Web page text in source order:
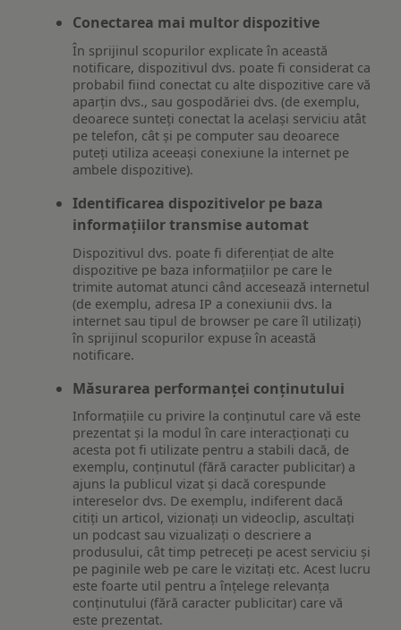
Conectarea mai multor dispozitive
În sprijinul scopurilor explicate în această
notificare, dispozitivul dvs. poate fi considerat ca
probabil fiind conectat cu alte dispozitive care vă
aparțin dvs., sau gospodăriei dvs. (de exemplu,
deoarece sunteți conectat la același serviciu atât
pe telefon, cât și pe computer sau deoarece
puteți utiliza aceeași conexiune la internet pe
ambele dispozitive).
Identificarea dispozitivelor pe baza
informațiilor transmise automat
Dispozitivul dvs. poate fi diferențiat de alte
dispozitive pe baza informațiilor pe care le
trimite automat atunci când accesează internetul
(de exemplu, adresa IP a conexiunii dvs. la
internet sau tipul de browser pe care îl utilizați)
în sprijinul scopurilor expuse în această
notificare.
Măsurarea performanței conținutului
Informațiile cu privire la conținutul care vă este
prezentat și la modul în care interacționați cu
acesta pot fi utilizate pentru a stabili dacă, de
exemplu, conținutul (fără caracter publicitar) a
ajuns la publicul vizat și dacă corespunde
intereselor dvs. De exemplu, indiferent dacă
citiți un articol, vizionați un videoclip, ascultați
un podcast sau vizualizați o descriere a
produsului, cât timp petreceți pe acest serviciu și
pe paginile web pe care le vizitați etc. Acest lucru
este foarte util pentru a înțelege relevanța
conținutului (fără caracter publicitar) care vă
este prezentat.